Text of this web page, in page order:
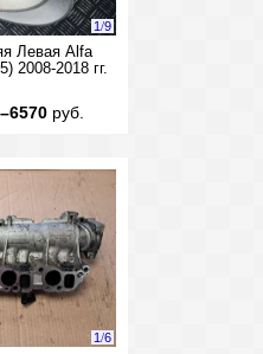
1/9
Левая Alfa
2008-2018 гг.
руб.
1/6